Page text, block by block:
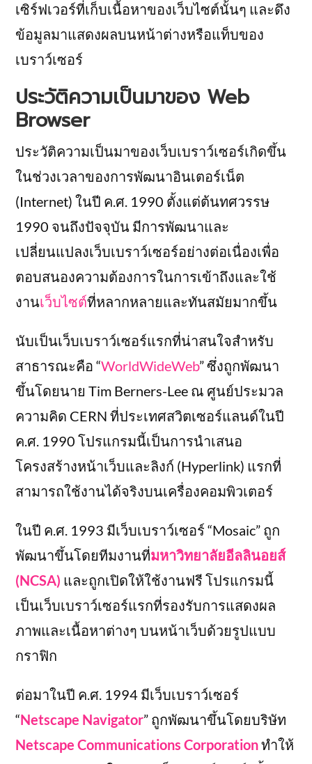
เซิร์ฟเวอร์ที่เก็บเนื้อหาของเว็บไซต์นั้นๆ และดึง
ข้อมูลมาแสดงผลบนหน้าต่างหรือแท็บของ
เบราว์เซอร์
ประวัติความเป็นมาของ Web
Browser
ประวัติความเป็นมาของเว็บเบราว์เซอร์เกิดขึ้น
ในช่วงเวลาของการพัฒนาอินเตอร์เน็ต
(Internet) ในปี ค.ศ. 1990 ตั้งแต่ต้นทศวรรษ
1990 จนถึงปัจจุบัน มีการพัฒนาและ
เปลี่ยนแปลงเว็บเบราว์เซอร์อย่างต่อเนื่องเพื่อ
ตอบสนองความต้องการในการเข้าถึงและใช้
งานเว็บไซต์ที่หลากหลายและทันสมัยมากขึ้น
นับเป็นเว็บเบราว์เซอร์แรกที่น่าสนใจสำหรับ
สาธารณะคือ “WorldWideWeb” ซึ่งถูกพัฒนา
ขึ้นโดยนาย Tim Berners-Lee ณ ศูนย์ประมวล
ความคิด CERN ที่ประเทศสวิตเซอร์แลนด์ในปี
ค.ศ. 1990 โปรแกรมนี้เป็นการนำเสนอ
โครงสร้างหน้าเว็บและลิงก์ (Hyperlink) แรกที่
สามารถใช้งานได้จริงบนเครื่องคอมพิวเตอร์
ในปี ค.ศ. 1993 มีเว็บเบราว์เซอร์ “Mosaic” ถูก
พัฒนาขึ้นโดยทีมงานที่มหาวิทยาลัยอีลลินอยส์
(NCSA) และถูกเปิดให้ใช้งานฟรี โปรแกรมนี้
เป็นเว็บเบราว์เซอร์แรกที่รองรับการแสดงผล
ภาพและเนื้อหาต่างๆ บนหน้าเว็บด้วยรูปแบบ
กราฟิก
ต่อมาในปี ค.ศ. 1994 มีเว็บเบราว์เซอร์
“Netscape Navigator” ถูกพัฒนาขึ้นโดยบริษัท
Netscape Communications Corporationทำให้